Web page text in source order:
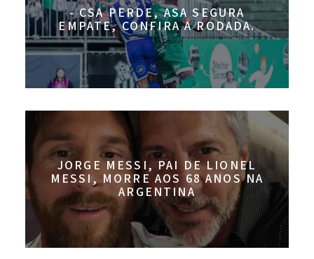
- CSA PERDE, ASA SEGURA
EMPATE, CONFIRA A RODADA.
JORGE MESSI, PAI DE LIONEL
MESSI, MORRE AOS 68 ANOS NA
ARGENTINA